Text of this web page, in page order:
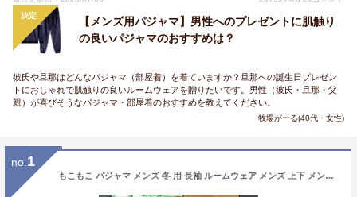
決定
【メンズ用パジャマ】男性へのプレゼントに肌触り
の良いパジャマのおすすめは？
彼氏や旦那はどんなパジャマ（部屋着）を着ていますか？旦那への誕生日プレゼン
トにおしゃれで肌触りの良いルームウェアを贈りたいです。男性（彼氏・旦那・父
親）が喜びそうなパジャマ・部屋着のおすすめを教えてください。
牧場がーる(40代・女性)
no. 1
もこもこ パジャマ メンズ 冬 用 長袖 ルームウェア メンズ 上下 メンズパジャマ おしゃれ ブランド 部屋着 セットアップ モコモコ パジャマ スウェット メンズ あったか メンズファッション 着る毛布 メンズ 冬 可愛い 大きいサイズ 裏起毛 長ズボン 無印 おすすめ ふわもこ